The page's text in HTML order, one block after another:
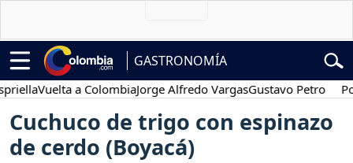
GASTRONOMÍA
Vuelta a ColombiaJorge Alfredo VargasGustavo Petro
Cuchuco de trigo con espinazo
de cerdo (Boyacá)